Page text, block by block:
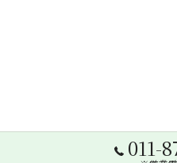
011-